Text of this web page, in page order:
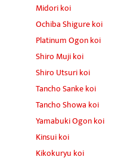
Midori koi
Ochiba Shigure koi
Platinum Ogon koi
Shiro Muji koi
Shiro Utsuri koi
Tancho Sanke koi
Tancho Showa koi
Yamabuki Ogon koi
Kinsui koi
Kikokuryu koi